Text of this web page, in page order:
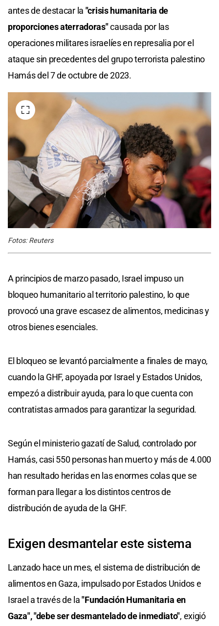
antes de destacar la "crisis humanitaria de
proporciones aterradoras"causada por las
operaciones militares israelíes en represalia por el
ataque sin precedentes del grupo terrorista palestino
Hamás del 7 de octubre de 2023.
Fotos: Reuters
A principios de marzo pasado, Israel impuso un
bloqueo humanitario al territorio palestino, lo que
provocó una grave escasez de alimentos, medicinas y
otros bienes esenciales.
El bloqueo se levantó parcialmente a finales de mayo,
cuando la GHF, apoyada por Israel y Estados Unidos,
empezó a distribuir ayuda, para lo que cuenta con
contratistas armados para garantizar la seguridad.
Según el ministerio gazatí de Salud, controlado por
Hamás, casi 550 personas han muerto y más de 4.000
han resultado heridas en las enormes colas que se
forman para llegar a los distintos centros de
distribución de ayuda de la GHF.
Exigen desmantelar este sistema
Lanzado hace un mes, el sistema de distribución de
alimentos en Gaza, impulsado por Estados Unidos e
Israel a través de la"Fundación Humanitaria en
Gaza","debe ser desmantelado de inmediato", exigió